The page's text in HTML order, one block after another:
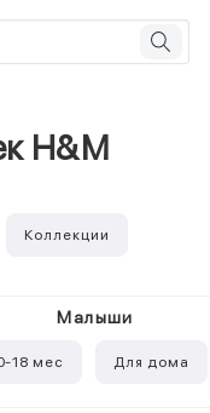
H&M
Коллекции
Малыши
18 мес Для дома